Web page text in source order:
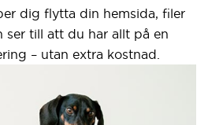
dig flytta din hemsida, filer
ser till att du har allt på en
– utan extra kostnad.